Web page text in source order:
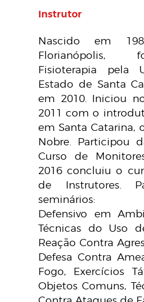
Instrutor
Nascido em
Florianópolis,
Fisioterapia pela
Estado de Santa
em 2010. Iniciou
2011 com o
em Santa Catarina,
Nobre. Participou
Curso de
2016 concluiu o
de Instrutores.
seminários:
Defensivo em
Técnicas do Uso
Reação Contra
Defesa Contra
Fogo, Exercícios
Objetos Comuns,